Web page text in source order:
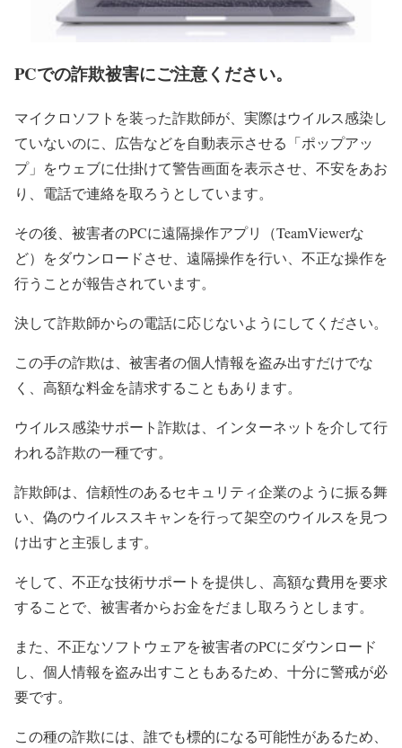
PCでの詐欺被害にご注意ください。
マイクロソフトを装った詐欺師が、実際はウイルス感染し
ていないのに、広告などを自動表示させる「ポップアッ
プ」をウェブに仕掛けて警告画面を表示させ、不安をあお
り、電話で連絡を取ろうとしています。
その後、被害者のPCに遠隔操作アプリ（TeamViewerな
ど）をダウンロードさせ、遠隔操作を行い、不正な操作を
行うことが報告されています。
決して詐欺師からの電話に応じないようにしてください。
この手の詐欺は、被害者の個人情報を盗み出すだけでな
く、高額な料金を請求することもあります。
ウイルス感染サポート詐欺は、インターネットを介して行
われる詐欺の一種です。
詐欺師は、信頼性のあるセキュリティ企業のように振る舞
い、偽のウイルススキャンを行って架空のウイルスを見つ
け出すと主張します。
そして、不正な技術サポートを提供し、高額な費用を要求
することで、被害者からお金をだまし取ろうとします。
また、不正なソフトウェアを被害者のPCにダウンロード
し、個人情報を盗み出すこともあるため、十分に警戒が必
要です。
この種の詐欺には、誰でも標的になる可能性があるため、